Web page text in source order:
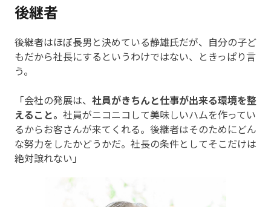
後継者
後継者はほぼ長男と決めている静雄氏だが、自分の子ど
もだから社長にするというわけではない、ときっぱり言
う。
「会社の発展は、 社員がきちんと仕事が出来る環境を整
えること。 社員がニコニコして美味しいハムを作ってい
るからお客さんが来てくれる。後継者はそのためにどん
な努力をしたかどうかだ。社長の条件としてそこだけは
絶対譲れない」